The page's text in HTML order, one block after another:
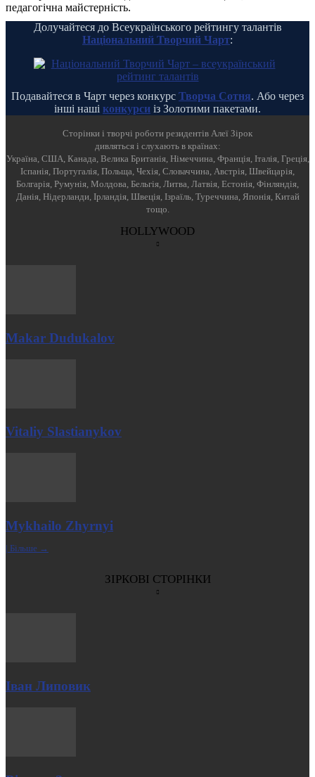
педагогічна майстерність.
Долучайтеся до Всеукраїнського рейтингу талантів
Національний Творчий Чарт:
Подавайтеся в Чарт через конкурс Творча Сотня. Або через
інші наші конкурси із Золотими пакетами.
Cторінки і творчі роботи резидентів Алеї Зірок
дивляться і слухають в країнах:
Україна, США, Канада, Велика Британія, Німеччина, Франція, Італія, Греція,
Іспанія, Португалія, Польща, Чехія, Словаччина, Австрія, Швейцарія,
Болгарія, Румунія, Молдова, Бельгія, Литва, Латвія, Естонія, Фінляндія,
Данія, Нідерланди, Ірландія, Швеція, Ізраїль, Туреччина, Японія, Китай
тощо.
HOLLYWOOD
Makar Dudukalov
Vitaliy Slastianykov
Mykhailo Zhyrnyi
| Більше →
ЗІРКОВІ СТОРІНКИ
Іван Липовик